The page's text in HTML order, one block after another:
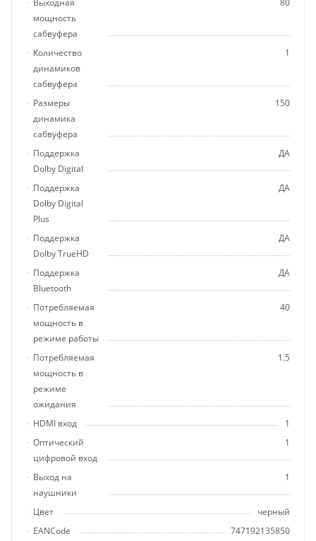
Выходная
мощность
сабвуфера
80
Количество
динамиков
сабвуфера
1
Размеры
динамика
сабвуфера
150
Поддержка
Dolby Digital
ДА
Поддержка
Dolby Digital
Plus
ДА
Поддержка
Dolby TrueHD
ДА
Поддержка
Bluetooth
ДА
Потребляемая
мощность в
режиме работы
40
Потребляемая
мощность в
режиме
ожидания
1.5
HDMI вход
1
Оптический
цифровой вход
1
Выход на
наушники
1
Цвет
черный
EANCode
747192135850